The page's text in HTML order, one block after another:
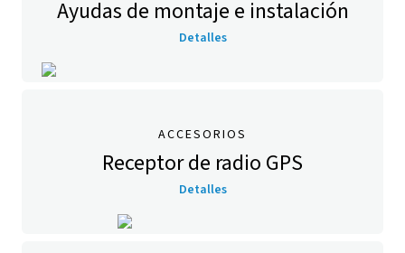
Ayudas de montaje e instalación
Detalles
ACCESORIOS
Receptor de radio GPS
Detalles